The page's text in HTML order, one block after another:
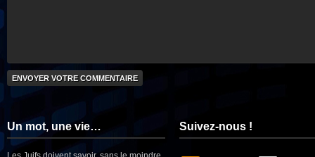
Un mot, une vie… Suivez-nous !